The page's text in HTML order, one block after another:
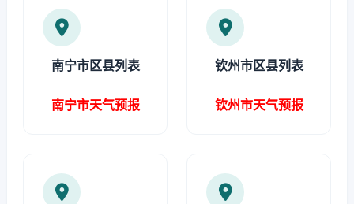
南宁市区县列表
南宁市天气预报
钦州市区县列表
钦州市天气预报